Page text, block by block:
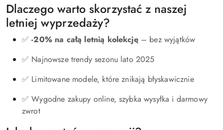
Dlaczego warto skorzystać z naszej
letniej wyprzedaży?
✅-20% na całą letnią kolekcję– bez wyjątków
✅ Najnowsze trendy sezonu lato 2025
✅ Limitowane modele, które znikają błyskawicznie
✅ Wygodne zakupy online, szybka wysyłka i darmowy
zwrot